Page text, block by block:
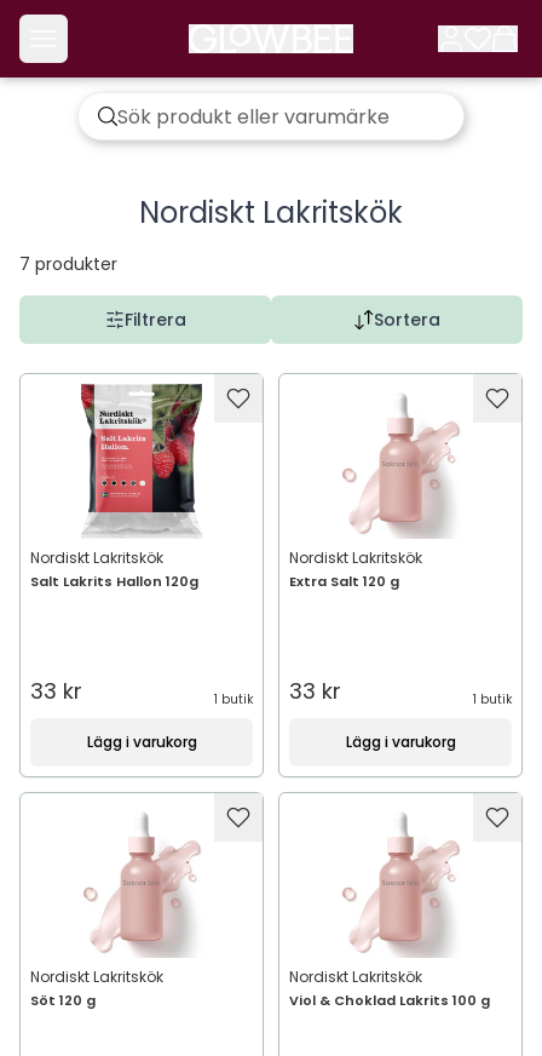
Nordiskt Lakritskök
7 produkter
Filtrera Sortera
Nordiskt Lakritskök
Salt Lakrits Hallon 120g
33 kr 1 butik
Lägg i varukorg
Nordiskt Lakritskök
Extra Salt 120 g
33 kr 1 butik
Lägg i varukorg
Nordiskt Lakritskök
Söt 120 g
Nordiskt Lakritskök
Viol & Choklad Lakrits 100 g